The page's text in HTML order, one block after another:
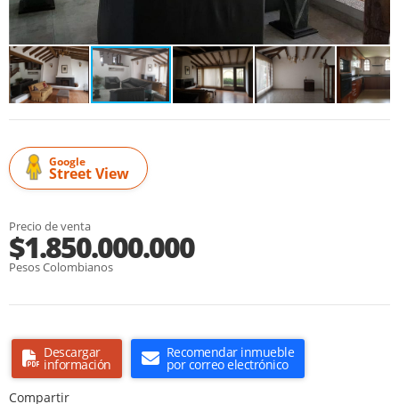
Google
Street View
Precio de venta
$1.850.000.000
Pesos Colombianos
Descargar
información
Recomendar inmueble
por correo electrónico
Compartir